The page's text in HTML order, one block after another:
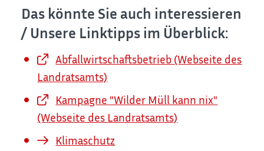
Das könnte Sie auch interessieren
/ Unsere Linktipps im Überblick:
Abfallwirtschaftsbetrieb (Webseite des
Landratsamts)
Kampagne "Wilder Müll kann nix"
(Webseite des Landratsamts)
Klimaschutz